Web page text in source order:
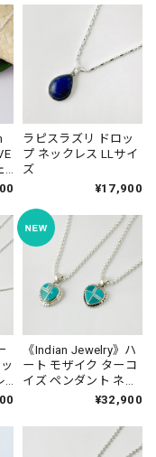
ラピスラズリ ドロッ
プ ネックレス LLサイ
ズ
¥17,900
《Indian Jewelry》ハ
ート モザイク ターコ
イズ ペンダント ネッ
¥32,900